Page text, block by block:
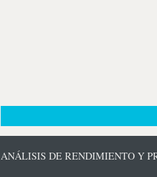
ANÁLISIS DE RENDIMIENTO Y